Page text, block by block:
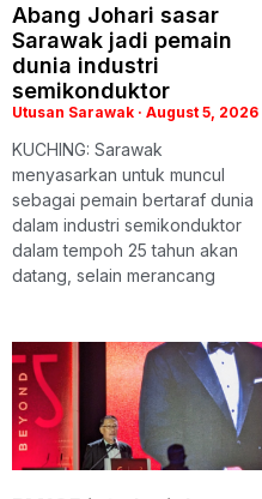
Abang Johari sasar
Sarawak jadi pemain
dunia industri
semikonduktor
Utusan Sarawak August 5, 2026
KUCHING: Sarawak
menyasarkan untuk muncul
sebagai pemain bertaraf dunia
dalam industri semikonduktor
dalam tempoh 25 tahun akan
datang, selain merancang